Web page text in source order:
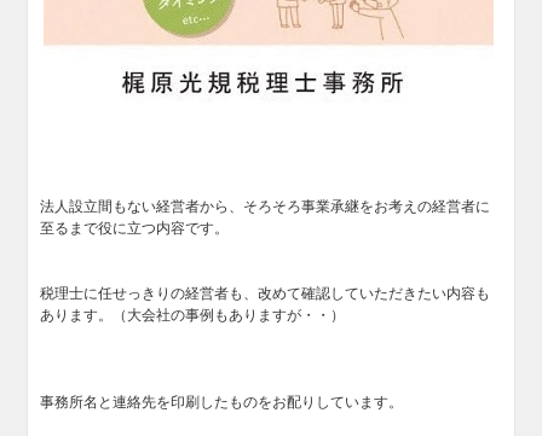
法人設立間もない経営者から、そろそろ事業承継をお考えの経営者に
至るまで役に立つ内容です。
税理士に任せっきりの経営者も、改めて確認していただきたい内容も
あります。（大会社の事例もありますが・・）
事務所名と連絡先を印刷したものをお配りしています。